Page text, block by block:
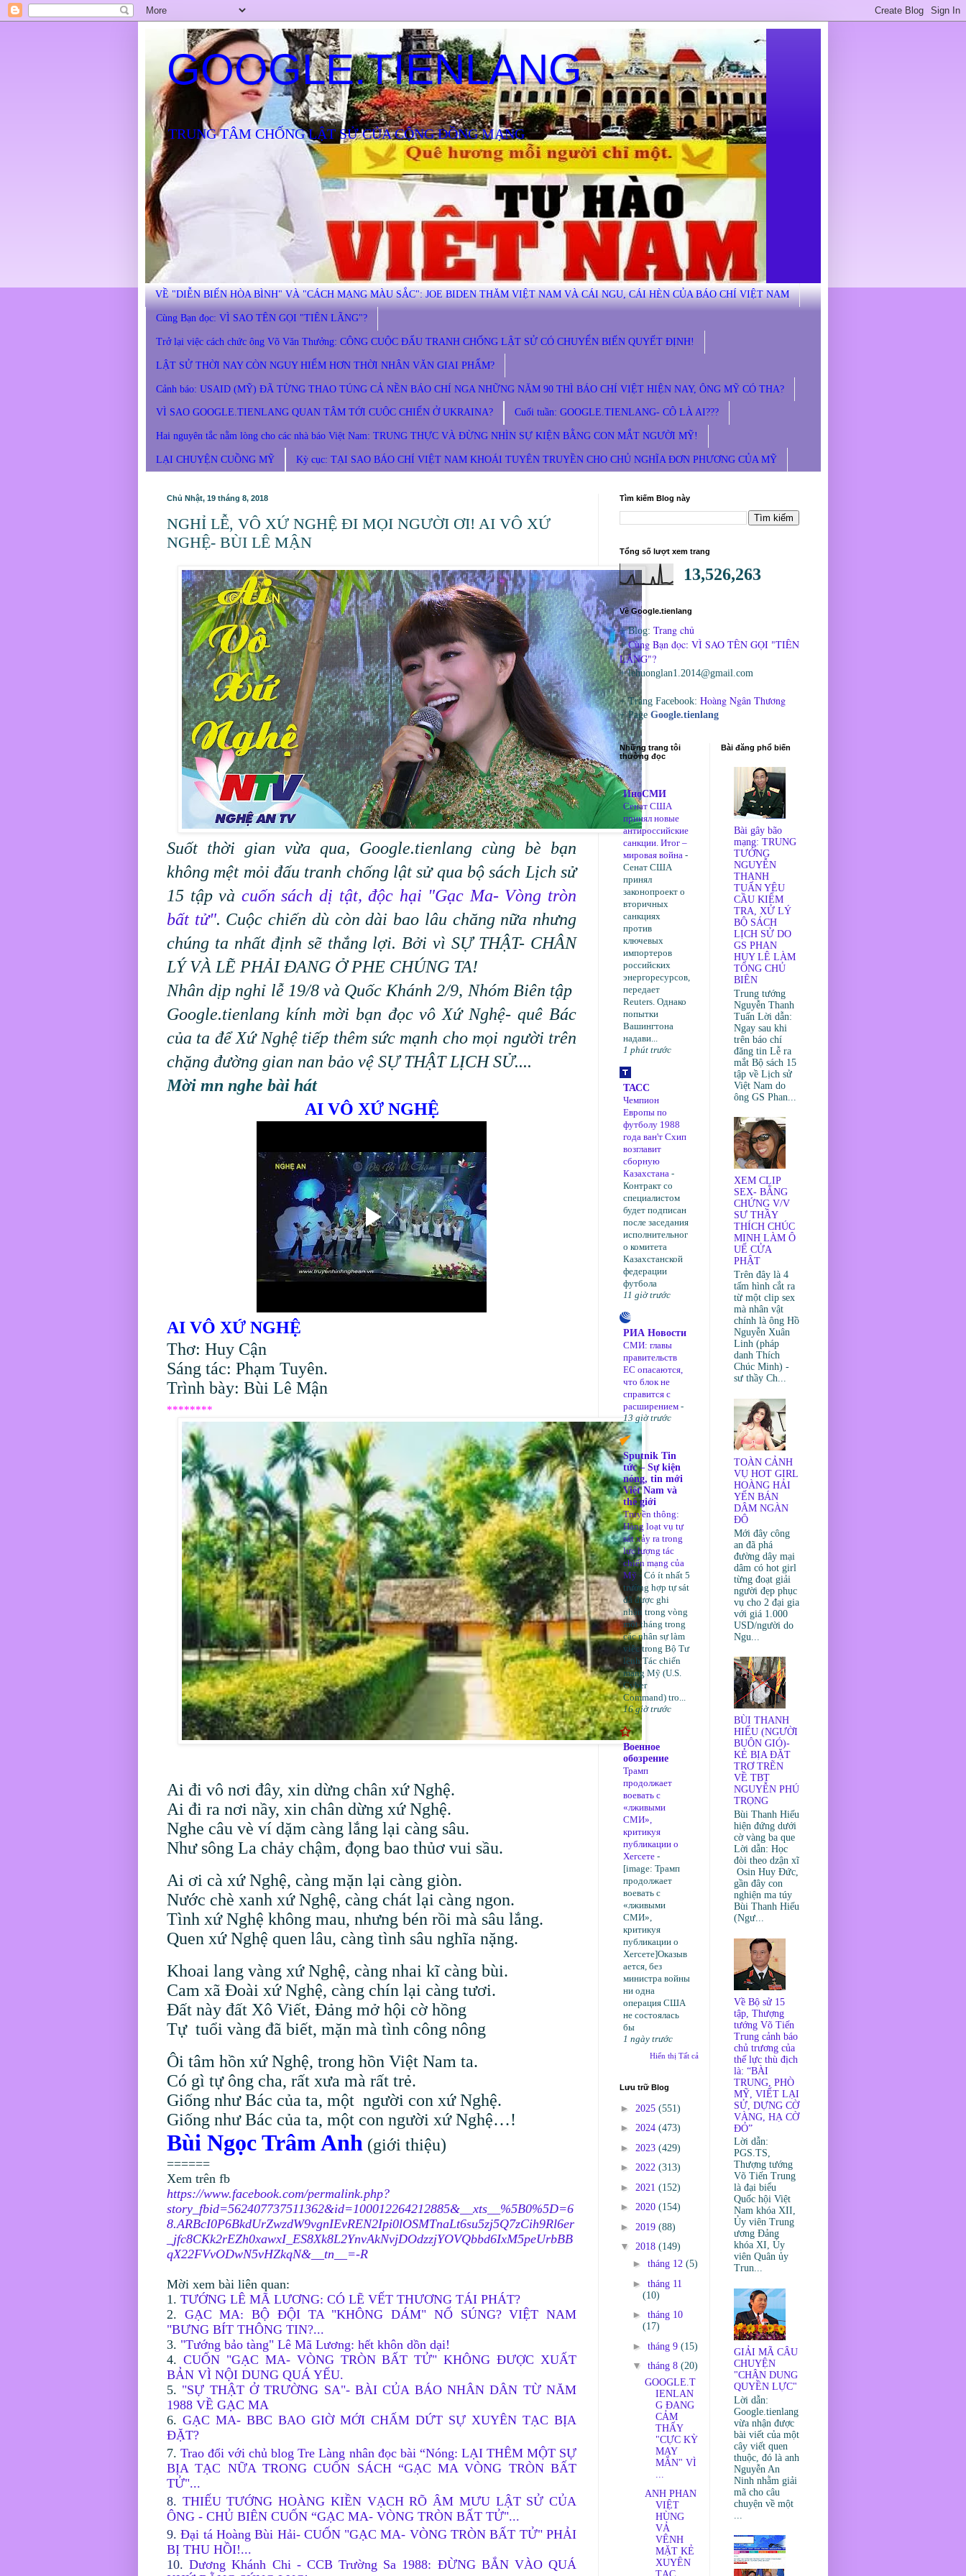
GOOGLE.TIENLANG
TRUNG TÂM CHỐNG LẬT SỬ CỦA CỘNG ĐỒNG MẠNG
VỀ "DIỄN BIẾN HÒA BÌNH" VÀ "CÁCH MẠNG MÀU SẮC": JOE BIDEN THĂM VIỆT NAM VÀ CÁI NGU, CÁI HÈN CỦA BÁO CHÍ VIỆT NAM
Cùng Bạn đọc: VÌ SAO TÊN GỌI "TIÊN LÃNG"?
Trở lại việc cách chức ông Võ Văn Thưởng: CÔNG CUỘC ĐẤU TRANH CHỐNG LẬT SỬ CÓ CHUYỂN BIẾN QUYẾT ĐỊNH!
LẬT SỬ THỜI NAY CÒN NGUY HIỂM HƠN THỜI NHÂN VĂN GIAI PHẨM?
Cảnh báo: USAID (MỸ) ĐÃ TỪNG THAO TÚNG CẢ NỀN BÁO CHÍ NGA NHỮNG NĂM 90 THÌ BÁO CHÍ VIỆT HIỆN NAY, ÔNG MỸ CÓ THA?
VÌ SAO GOOGLE.TIENLANG QUAN TÂM TỚI CUỘC CHIẾN Ở UKRAINA? Cuối tuần: GOOGLE.TIENLANG- CÔ LÀ AI???
Hai nguyên tắc nằm lòng cho các nhà báo Việt Nam: TRUNG THỰC VÀ ĐỪNG NHÌN SỰ KIỆN BẰNG CON MẮT NGƯỜI MỸ!
LẠI CHUYỆN CUỒNG MỸ Kỳ cục: TẠI SAO BÁO CHÍ VIỆT NAM KHOÁI TUYÊN TRUYỀN CHO CHỦ NGHĨA ĐƠN PHƯƠNG CỦA MỸ
Chủ Nhật, 19 tháng 8, 2018
NGHỈ LỄ, VÔ XỨ NGHỆ ĐI MỌI NGƯỜI ƠI! AI VÔ XỨ
NGHỆ- BÙI LÊ MẬN
Suốt thời gian vừa qua, Google.tienlang cùng bè bạn
không mệt mỏi đấu tranh chống lật sử qua bộ sách Lịch sử
15 tập và cuốn sách dị tật, độc hại "Gạc Ma- Vòng tròn
bất tử". Cuộc chiến dù còn dài bao lâu chăng nữa nhưng
chúng ta nhất định sẽ thắng lợi. Bởi vì SỰ THẬT- CHÂN
LÝ VÀ LẼ PHẢI ĐANG Ở PHE CHÚNG TA!
Nhân dịp nghỉ lễ 19/8 và Quốc Khánh 2/9, Nhóm Biên tập
Google.tienlang kính mời bạn đọc vô Xứ Nghệ- quê Bác
của ta để Xứ Nghệ tiếp thêm sức mạnh cho mọi người trên
chặng đường gian nan bảo vệ SỰ THẬT LỊCH SỬ....
Mời mn nghe bài hát
AI VÔ XỨ NGHỆ
AI VÔ XỨ NGHỆ
Thơ: Huy Cận
Sáng tác: Phạm Tuyên.
Trình bày: Bùi Lê Mận
********
Ai đi vô nơi đây, xin dừng chân xứ Nghệ.
Ai đi ra nơi nầy, xin chân dừng xứ Nghệ.
Nghe câu vè ví dặm càng lắng lại càng sâu.
Như sông La chảy chậm, đọng bao thủơ vui sầu.
Ai ơi cà xứ Nghệ, càng mặn lại càng giòn.
Nước chè xanh xứ Nghệ, càng chát lại càng ngon.
Tình xứ Nghệ không mau, nhưng bén rồi mà sâu lắng.
Quen xứ Nghệ quen lâu, càng tình sâu nghĩa nặng.
Khoai lang vàng xứ Nghệ, càng nhai kĩ càng bùi.
Cam xã Đoài xứ Nghệ, càng chín lại càng tươi.
Đất này đất Xô Viết, Đảng mở hội cờ hồng
Tự tuổi vàng đã biết, mặn mà tình công nông
Ôi tâm hồn xứ Nghệ, trong hồn Việt Nam ta.
Có gì tự ông cha, rất xưa mà rất trẻ.
Giống như Bác của ta, một người con xứ Nghệ.
Giống như Bác của ta, một con người xứ Nghệ…!
Bùi Ngọc Trâm Anh (giới thiệu)
======
Xem trên fb
https://www.facebook.com/permalink.php?
story_fbid=562407737511362&id=100012264212885&__xts__%5B0%5D=6
8.ARBcI0P6BkdUrZwzdW9vgnIEvREN2Ipi0lOSMTnaLt6su5zj5Q7zCih9Rl6er
_jfc8CKk2rEZh0xawxI_ES8Xk8L2YnvAkNvjDOdzzjYOVQbbd6IxM5peUrbBB
qX22FVvODwN5vHZkqN&__tn__=-R
Mời xem bài liên quan:
1. TƯỚNG LÊ MÃ LƯƠNG: CÓ LẼ VẾT THƯƠNG TÁI PHÁT?
2. GẠC MA: BỘ ĐỘI TA "KHÔNG DÁM" NỔ SÚNG? VIỆT NAM
"BƯNG BÍT THÔNG TIN?...
3. "Tướng bảo tàng" Lê Mã Lương: hết khôn dồn dại!
4. CUỐN "GẠC MA- VÒNG TRÒN BẤT TỬ" KHÔNG ĐƯỢC XUẤT
BẢN VÌ NỘI DUNG QUÁ YẾU.
5. "SỰ THẬT Ở TRƯỜNG SA"- BÀI CỦA BÁO NHÂN DÂN TỪ NĂM
1988 VỀ GẠC MA
6. GẠC MA- BBC BAO GIỜ MỚI CHẤM DỨT SỰ XUYÊN TẠC BỊA
ĐẶT?
7.Trao đổi với chủ blog Tre Làng nhân đọc bài “Nóng: LẠI THÊM MỘT SỰ
BỊA TẠC NỮA TRONG CUỐN SÁCH “GẠC MA VÒNG TRÒN BẤT
TỬ"...
8. THIẾU TƯỚNG HOÀNG KIỀN VẠCH RÕ ÂM MƯU LẬT SỬ CỦA
ÔNG - CHỦ BIÊN CUỐN “GẠC MA- VÒNG TRÒN BẤT TỬ"...
9.Đại tá Hoàng Bùi Hải- CUỐN "GẠC MA- VÒNG TRÒN BẤT TỬ" PHẢI
BỊ THU HỒI!...
10.Dương Khánh Chi - CCB Trường Sa 1988: ĐỪNG BẮN VÀO QUÁ
Tìm kiếm Blog này
Tổng số lượt xem trang
13,526,263
Về Google.tienlang
+ Blog: Trang chủ
+Cùng Bạn đọc: VÌ SAO TÊN GỌI "TIÊN
LÃNG"?
+lehuonglan1.2014@gmail.com
+ Trang Facebook: Hoàng Ngân Thương
+ Page Google.tienlang
Những trang tôi
thường đọc
ИноСМИ
Сенат США
принял новые
антироссийские
санкции. Итог –
мировая война -
Сенат США
принял
законопроект о
вторичных
санкциях
против
ключевых
импортеров
российских
энергоресурсов,
передает
Reuters. Однако
попытки
Вашингтона
надави...
1 phút trước
ТАСС
Чемпион
Европы по
футболу 1988
года ван'т Схип
возглавит
сборную
Казахстана -
Контракт со
специалистом
будет подписан
после заседания
исполнительног
о комитета
Казахстанской
федерации
футбола
11 giờ trước
РИА Новости
СМИ: главы
правительств
ЕС опасаются,
что блок не
справится с
расширением -
13 giờ trước
Sputnik Tin
tức – Sự kiện
nóng, tin mới
Việt Nam và
thế giới
Truyền thông:
Hàng loạt vụ tự
sát xảy ra trong
lực lượng tác
chiến mạng của
Mỹ - Có ít nhất 5
trường hợp tự sát
đã được ghi
nhận trong vòng
một tháng trong
các nhân sự làm
viêc trong Bộ Tư
lệnh Tác chiến
mạng Mỹ (U.S.
Cyber
Command) tro...
16 giờ trước
Военное
обозрение
Трамп
продолжает
воевать с
«лживыми
СМИ»,
критикуя
публикации о
Хегсете -
[image: Трамп
продолжает
воевать с
«лживыми
СМИ»,
критикуя
публикации о
Хегсете]Оказыв
ается, без
министра войны
ни одна
операция США
не состоялась
бы
1 ngày trước
Hiển thị Tất cả
Lưu trữ Blog
► 2025 (551)
► 2024 (473)
► 2023 (429)
► 2022 (313)
► 2021 (152)
► 2020 (154)
► 2019 (88)
▼ 2018 (149)
► tháng 12 (5)
► tháng 11
(10)
► tháng 10
(17)
► tháng 9 (15)
▼ tháng 8 (20)
GOOGLE.T
IENLAN
G ĐANG
CẢM
THẤY
"CỰC KỲ
MAY
MẮN" VÌ
...
ANH PHAN
VIỆT
HÙNG
VẢ
VÊNH
MẶT KẺ
XUYÊN
Bài đăng phổ biến
Bài gây bão
mạng: TRUNG
TƯỚNG
NGUYỄN
THANH
TUẤN YÊU
CẦU KIỂM
TRA, XỬ LÝ
BỘ SÁCH
LỊCH SỬ DO
GS PHAN
HUY LÊ LÀM
TỔNG CHỦ
BIÊN
Trung tướng
Nguyễn Thanh
Tuấn Lời dẫn:
Ngay sau khi
trên báo chí
đăng tin Lễ ra
mắt Bộ sách 15
tập về Lịch sử
Việt Nam do
ông GS Phan...
XEM CLIP
SEX- BẰNG
CHỨNG V/V
SƯ THẦY
THÍCH CHÚC
MINH LÀM Ô
UẾ CỬA
PHẬT
Trên đây là 4
tấm hình cắt ra
từ một clip sex
mà nhân vật
chính là ông Hồ
Nguyễn Xuân
Linh (pháp
danh Thích
Chúc Minh) -
sư thầy Ch...
TOÀN CẢNH
VỤ HOT GIRL
HOÀNG HẢI
YẾN BÁN
DÂM NGÀN
ĐÔ
Mới đây công
an đã phá
đường dây mại
dâm có hot girl
từng đoạt giải
người đẹp phục
vụ cho 2 đại gia
với giá 1.000
USD/người do
Ngu...
BÙI THANH
HIẾU (NGƯỜI
BUÔN GIÓ)-
KẺ BỊA ĐẶT
TRƠ TRẼN
VỀ TBT
NGUYỄN PHÚ
TRỌNG
Bùi Thanh Hiếu
hiện đứng dưới
cờ vàng ba que
Lời dẫn: Học
đòi theo dzận xĩ
Osin Huy Đức,
gần đây con
nghiện ma túy
Bùi Thanh Hiếu
(Ngư...
Về Bộ sử 15
tập, Thượng
tướng Võ Tiến
Trung cảnh báo
chủ trương của
thế lực thù địch
là: “BÀI
TRUNG, PHÒ
MỸ, VIẾT LẠI
SỬ, DỰNG CỜ
VÀNG, HẠ CỜ
ĐỎ”
Lời dẫn:
PGS.TS,
Thượng tướng
Võ Tiến Trung
là đại biểu
Quốc hội Việt
Nam khóa XII,
Ủy viên Trung
ương Đảng
khóa XI, Ủy
viên Quân ủy
Trun...
GIẢI MÃ CÂU
CHUYỆN
"CHÂN DUNG
QUYỀN LỰC"
Lời dẫn:
Google.tienlang
vừa nhận được
bài viết của một
cây viết quen
thuộc, đó là anh
Nguyễn An
Ninh nhằm giải
mã cho câu
chuyện về một